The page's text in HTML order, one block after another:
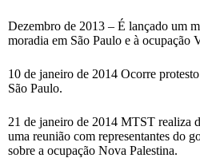
Dezembro de 2013 – É lançado um
moradia em São Paulo e à ocupação
10 de janeiro de 2014 Ocorre
São Paulo.
21 de janeiro de 2014 MTST realiza
uma reunião com representantes do
sobre a ocupação Nova Palestina.